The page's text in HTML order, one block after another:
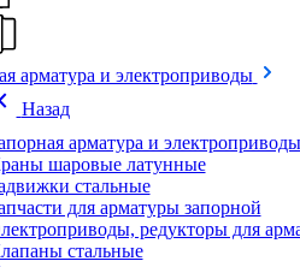
арматура и электроприводы
Назад
арматура и электроприводы
шаровые латунные
стальные
для арматуры запорной
редукторы для
стальные